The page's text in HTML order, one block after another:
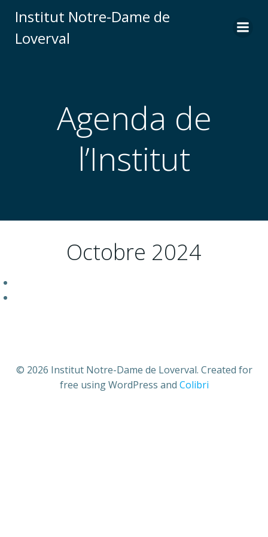
to
Institut Notre-Dame de
Loverval
Agenda de
l’Institut
Octobre 2024
© 2026 Institut Notre-Dame de Loverval. Created for
free using WordPress and Colibri